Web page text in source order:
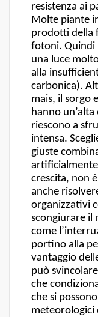
resistenza ai
Molte piante
prodotti della
fotoni. Quindi
una luce
alla
carbonica).
mais, il sorgo
hanno
riescono a
intensa.
giuste
crescita, non
anche
organizzativi
scongiurare il
come
portino alla
vantaggio
può
che
che si
meteorologici